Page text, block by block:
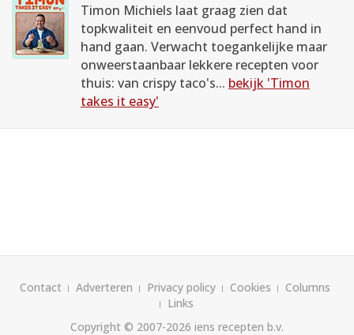
Timon Michiels laat graag zien dat
topkwaliteit en eenvoud perfect hand in
hand gaan. Verwacht toegankelijke maar
onweerstaanbaar lekkere recepten voor
thuis: van crispy taco's... bekijk 'Timon
takes it easy'
Contact Adverteren Privacy policy Cookies
Columns
Links
Copyright © 2007-2026 iens recepten b.v.